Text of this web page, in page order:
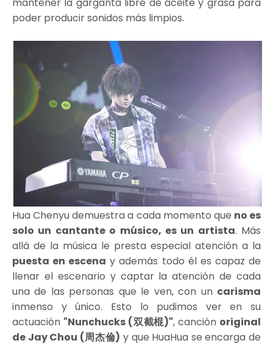
mantener la garganta libre de aceite y grasa para
poder producir sonidos más limpios.
Hua Chenyu demuestra a cada momento que no es
solo un cantante o músico, es un artista. Más
allá de la música le presta especial atención a la
puesta en escena y además todo él es capaz de
llenar el escenario y captar la atención de cada
una de las personas que le ven, con un carisma
inmenso y único. Esto lo pudimos ver en su
actuación "Nunchucks (双截棍)", canción original
de Jay Chou (周杰倫) y que HuaHua se encarga de